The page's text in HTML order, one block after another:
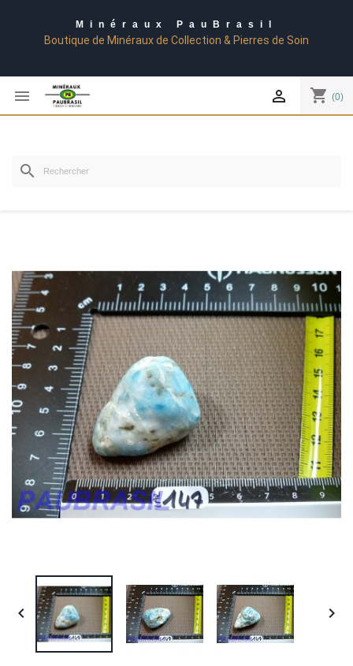
Minéraux PauBrasil
Boutique de Minéraux de Collection & Pierres de Soin
 shopping_cart (0)

search
 